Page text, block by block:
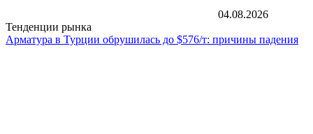
04.08.2026
Тенденции рынка
Арматура в Турции обрушилась до $576/т: причины падения